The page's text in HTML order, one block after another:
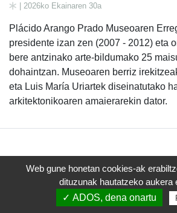
| 2026ko Ekainaren 30a
Plácido Arango Prado Museoaren
presidente izan zen (2007 - 2012) eta
bere antzinako arte-bildumako 25
dohaintzan. Museoaren berriz
eta Luis María Uriartek diseinatutako
arkitektonikoaren amaierarekin dator.
1 3
Web gune honetan cookies-ak
dituzunak hautatzeko aukera
✓ ADOS, dena onartu